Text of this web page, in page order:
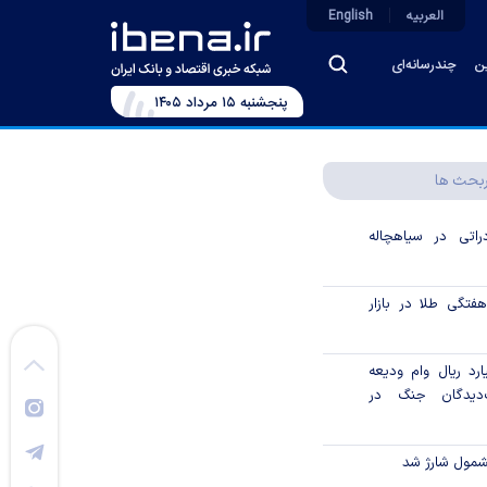
چندرسانه‌ای
العربیه English
پنجشنبه ۱۵ مرداد ۱۴۰۵
ها
در سیاهچاله
طلا در بازار‌
۲۲۰۰ میلیارد ریال وام ودیعه
جنگ در
شارژ شد